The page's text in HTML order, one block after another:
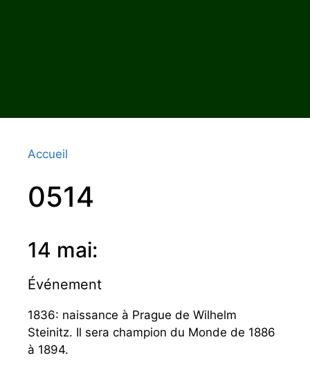
Accueil
0514
14 mai:
Événement
1836: naissance à Prague de Wilhelm
Steinitz. Il sera champion du Monde de 1886
à 1894.